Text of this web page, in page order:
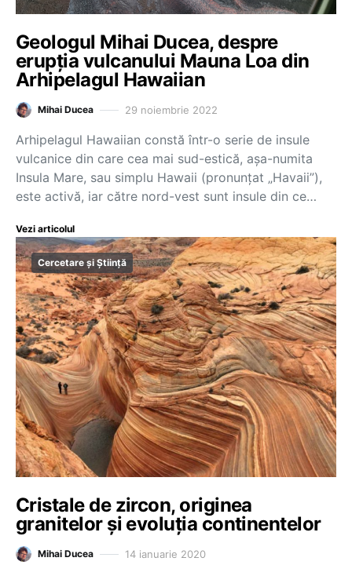
Geologul Mihai Ducea, despre
erupția vulcanului Mauna Loa din
Arhipelagul Hawaiian
Mihai Ducea 29 noiembrie 2022
Arhipelagul Hawaiian constă într-o serie de insule
vulcanice din care cea mai sud-estică, așa-numita
Insula Mare, sau simplu Hawaii (pronunțat „Havaii”),
este activă, iar către nord-vest sunt insule din ce…
Vezi articolul
Cercetare și Știință
Cristale de zircon, originea
granitelor și evoluția continentelor
Mihai Ducea 14 ianuarie 2020